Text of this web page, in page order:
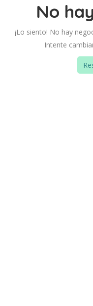
No
¡Lo siento! No hay
Intente